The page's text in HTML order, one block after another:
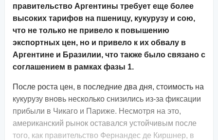
правительство Аргентины требует еще более
высоких тарифов на пшеницу, кукурузу и сою,
что не только не привело к повышению
экспортных цен, но и привело к их обвалу в
Аргентине и Бразилии, что также было связано с
соглашением в рамках фазы 1.
После роста цен, в последние два дня, стоимость на
кукурузу вновь несколько снизились из-за фиксации
прибыли в Чикаго и Париже. Несмотря на это,
американский рынок оставался устойчивым после
того, как правительство Фернандес де Киршнер, в